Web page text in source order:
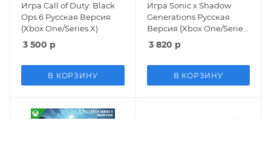
Игра Call of Duty: Black
Ops 6 Русская Версия
(Xbox One/Series X)
3 500 р
В КОРЗИНУ
Игра Sonic x Shadow
Generations Русская
Версия (Xbox One/Series
X)
3 820 р
В КОРЗИНУ